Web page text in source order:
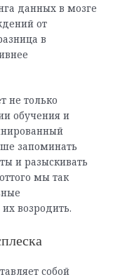
данных в мозге
от
в
не только
обучения и
запоминать
и разыскивать
мы так
возродить.
собой